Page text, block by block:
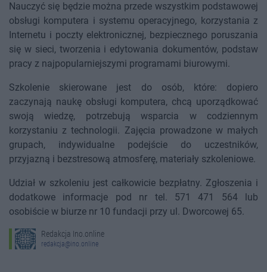
Nauczyć się będzie można przede wszystkim podstawowej
obsługi komputera i systemu operacyjnego, korzystania z
Internetu i poczty elektronicznej, bezpiecznego poruszania
się w sieci, tworzenia i edytowania dokumentów, podstaw
pracy z najpopularniejszymi programami biurowymi.
Szkolenie skierowane jest do osób, które: dopiero
zaczynają naukę obsługi komputera, chcą uporządkować
swoją wiedzę, potrzebują wsparcia w codziennym
korzystaniu z technologii. Zajęcia prowadzone w małych
grupach, indywidualne podejście do uczestników,
przyjazną i bezstresową atmosferę, materiały szkoleniowe.
Udział w szkoleniu jest całkowicie bezpłatny. Zgłoszenia i
dodatkowe informacje pod nr tel. 571 471 564 lub
osobiście w biurze nr 10 fundacji przy ul. Dworcowej 65.
Redakcja Ino.online
redakcja@ino.online